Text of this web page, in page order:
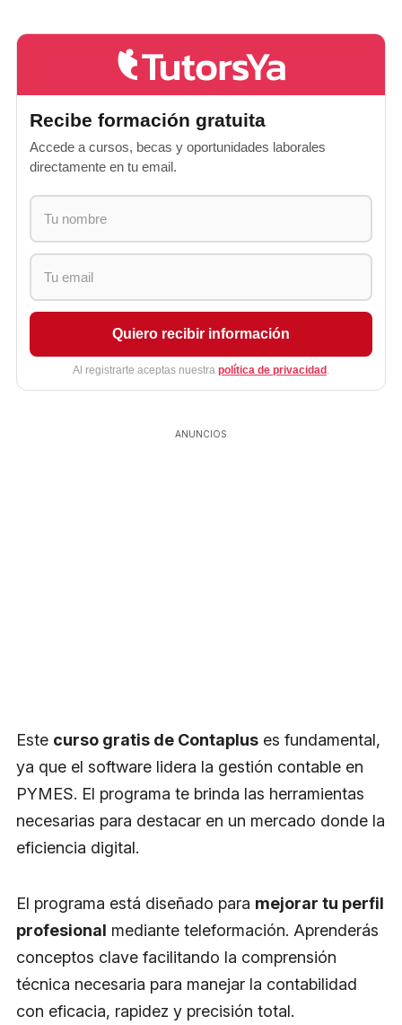
Recibe formación gratuita
Accede a cursos, becas y oportunidades laborales
directamente en tu email.
Quiero recibir información
Al registrarte aceptas nuestra política de privacidad .
ANUNCIOS
Este curso gratis de Contaplus es fundamental,
ya que el software lidera la gestión contable en
PYMES. El programa te brinda las herramientas
necesarias para destacar en un mercado donde la
eficiencia digital.
El programa está diseñado para mejorar tu perfil
profesional mediante teleformación. Aprenderás
conceptos clave facilitando la comprensión
técnica necesaria para manejar la contabilidad
con eficacia, rapidez y precisión total.